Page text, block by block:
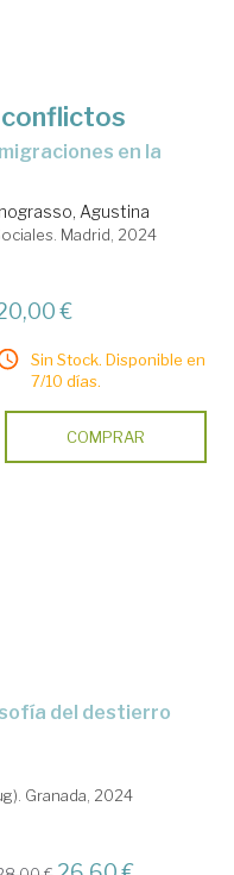
conflictos
Agustina
Madrid, 2024
€
Sin Stock. Disponible en
7/10 días.
COMPRAR
Granada, 2024